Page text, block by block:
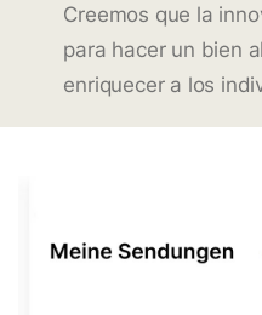
Creemos que la
para hacer un bien
enriquecer a los